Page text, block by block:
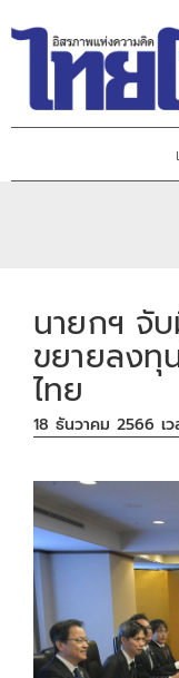
นายกฯ จั
ขยายลงทุ
ไทย
18 ธันวาคม 2566 เว